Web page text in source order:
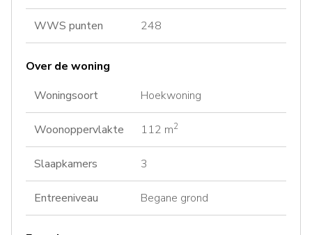
WWS punten 248
Over de woning
Woningsoort
Hoekwoning
Woonoppervlakte 112 m2
Slaapkamers 3
Entreeniveau Begane grond